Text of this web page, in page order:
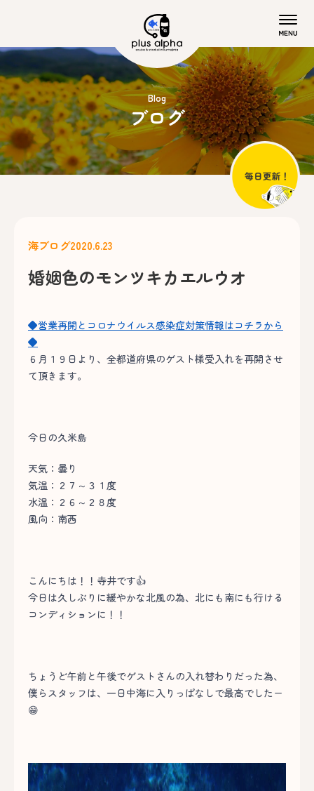
Blog
ブログ
海ブログ2020.6.23
婚姻色のモンツキカエルウオ
◆営業再開とコロナウイルス感染症対策情報はコチラから
◆
６月１９日より、全都道府県のゲスト様受入れを再開させ
て頂きます。
今日の久米島
天気：曇り
気温：２７～３１度
水温：２６～２８度
風向：南西
こんにちは！！寺井です👍
今日は久しぶりに緩やかな北風の為、北にも南にも行ける
コンディションに！！
ちょうど午前と午後でゲストさんの入れ替わりだった為、
僕らスタッフは、一日中海に入りっぱなしで最高でしたー
😁